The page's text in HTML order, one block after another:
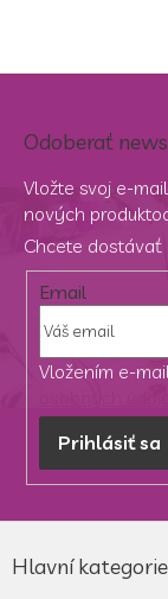
Odoberať
Vložte svoj e-
nových
Chcete dostávať
Email
Vložením e-
Prihlásiť sa
Hlavní kategorie